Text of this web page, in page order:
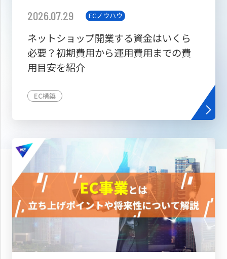
2026.07.29 ECノウハウ
ネットショップ開業する資金はいくら
必要？初期費用から運用費用までの費
用目安を紹介
EC構築